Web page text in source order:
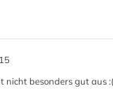
nicht besonders gut aus :(